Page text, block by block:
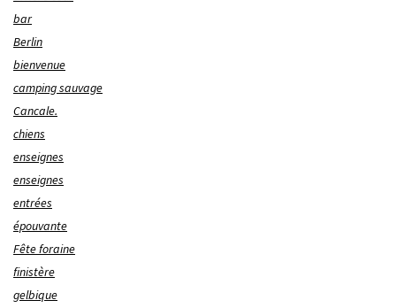
bar
Berlin
bienvenue
camping sauvage
Cancale.
chiens
enseignes
enseignes
entrées
épouvante
Fête foraine
finistère
gelbique